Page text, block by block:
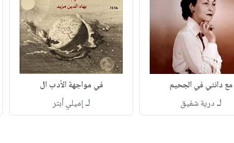
مع دانتي في الجحيم
لـدرية شفيق
في مواجهة الأدب ال
لـإميلي أبتر